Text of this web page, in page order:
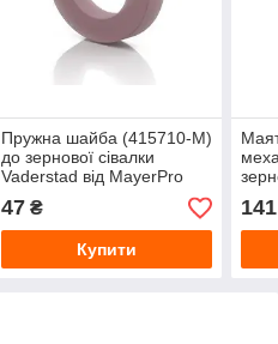
Пружна шайба (415710-M)
до зернової сівалки
Vaderstad від MayerPro
47₴
Купити
від
141